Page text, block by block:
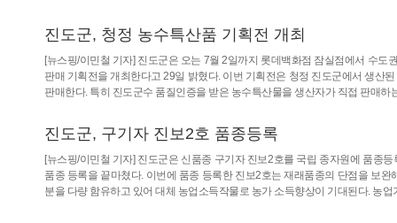
진도군, 청정 농수특산품 기획전 개최
[뉴스핑/이민철 기자] 진도군은 오는 7월 2일까지 롯데백화점 잠실점에서 수
판매 기획전을 개최한다고 29일 밝혔다. 이번 기획전은 청정 진도군에서 생산
판매한다. 특히 진도군수 품질인증을 받은 농수특산물을 생산자가 직접 판매
진도군, 구기자 진보2호 품종등록
[뉴스핑/이민철 기자] 진도군은 신품종 구기자 진보2호를 국립 종자원에 품종
품종 등록을 끝마쳤다. 이번에 품종 등록한 진보2호는 재래품종의 단점을 보
분을 다량 함유하고 있어 대체 농업소득작물로 농가 소득향상이 기대된다. 농